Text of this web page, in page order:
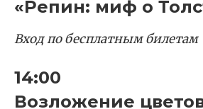
«Репин: миф о
Вход по бесплатным билетам
14:00
Возложение